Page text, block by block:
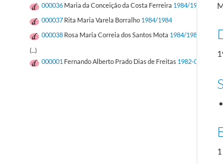
000036 Maria da Conceição da Costa Ferreira 1984/1984
000037 Rita Maria Varela Borralho 1984/1984
000038 Rosa Maria Correia dos Santos Mota 1984/1984
(...)
000001 Fernando Alberto Prado Dias de Freitas 1982-05-12/